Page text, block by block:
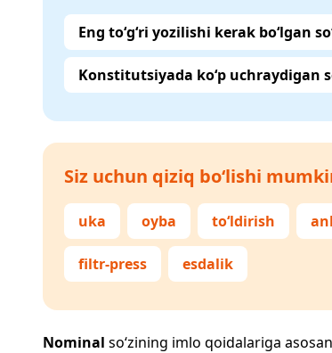
Eng to‘g‘ri yozilishi kerak bo‘lgan
Konstitutsiyada ko‘p uchraydigan
Siz uchun qiziq bo‘lishi
uka oyba to‘ldirish
filtr-press esdalik
Nominal so‘zining imlo qoidalariga